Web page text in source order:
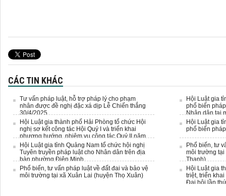
CÁC TIN KHÁC
Tư vấn pháp luật, hỗ trợ pháp lý cho phạm
nhân được đề nghị đặc xá dịp Lễ Chiến thắng
30/4/2025
Hội Luật gia thành phố Hải Phòng tổ chức Hội
nghị sơ kết công tác Hội Quý I và triển khai
phương hướng, nhiệm vụ công tác Quý II năm
2025
Hội Luật gia tỉnh Quảng Nam tổ chức hội nghị
Tuyên truyền pháp luật cho Nhân dân trên địa
bàn phường Điện Minh.
Phổ biến, tư vấn pháp luật về đất đai và bảo vệ
môi trường tại xã Xuân Lai (huyện Thọ Xuân)
Hội Luật gia
phổ biến
Nhân dân tại
Hội Luật gia
phổ biến
Phổ biến, tư
môi trường tại
Thanh)
Hội Luật gia
triệt, triển
Đại hội lần